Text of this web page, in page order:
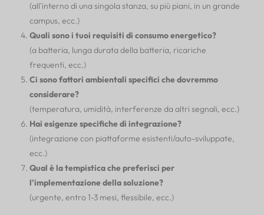
(all'interno di una singola stanza, su più piani, in un grande
campus, ecc.)
Quali sono i tuoi requisiti di consumo energetico?
(a batteria, lunga durata della batteria, ricariche
frequenti, ecc.)
Ci sono fattori ambientali specifici che dovremmo
considerare?
(temperatura, umidità, interferenze da altri segnali, ecc.)
Hai esigenze specifiche di integrazione?
(integrazione con piattaforme esistenti/auto-sviluppate,
ecc.)
Qual è la tempistica che preferisci per
l'implementazione della soluzione?
(urgente, entro 1-3 mesi, flessibile, ecc.)